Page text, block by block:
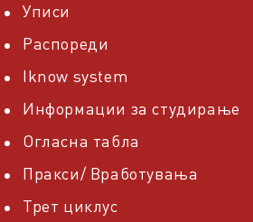
Уписи
Распореди
Iknow system
Информации за студирање
Огласна табла
Пракси/ Вработувања
Трет циклус